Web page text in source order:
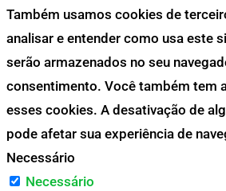
Também usamos cookies de
analisar e entender como usa este
serão armazenados no seu
consentimento. Você também tem
esses cookies. A desativação de
pode afetar sua experiência de
Necessário
Necessário